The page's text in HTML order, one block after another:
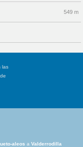
549 m
las
aleos a Valderrodilla